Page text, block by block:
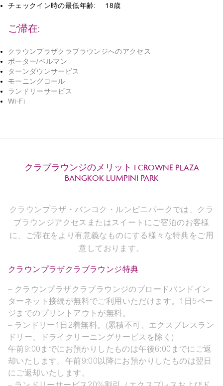
チェックイン時の最低年齢: 18歳
ご滞在:
クラウンプラザクラブラウンジへのアクセス
ポーター/ベルマン
ターンダウンサービス
モーニングコール
ランドリーサービス
Wi-Fi
クラブラウンジのメリット I CROWNE PLAZA
BANGKOK LUMPINI PARK
クラウンプラザ・バンコク・ルンピニパークでは、クラ
ブラウンジアクセスまたはスイートにご宿泊のお客様
に、ご滞在をより有意義なものにする様々な特典をご用
意しております。
クラウンプラザクラブラウンジ特典
– クラウンプラザクラブラウンジのブロードバンドイン
ターネット接続が無料でご利用いただけます。1日5ペー
ジまでのプリントアウトが無料。
– ランドリー1日2着無料。(累積不可、エクスプレスラン
ドリー、ドライクリーニングサービスを除く)
午前9:00までにお預かりしたものは午後6:00までにご返
却いたします。午前9:00以降にお預かりしたものは翌日
にご返却いたします。